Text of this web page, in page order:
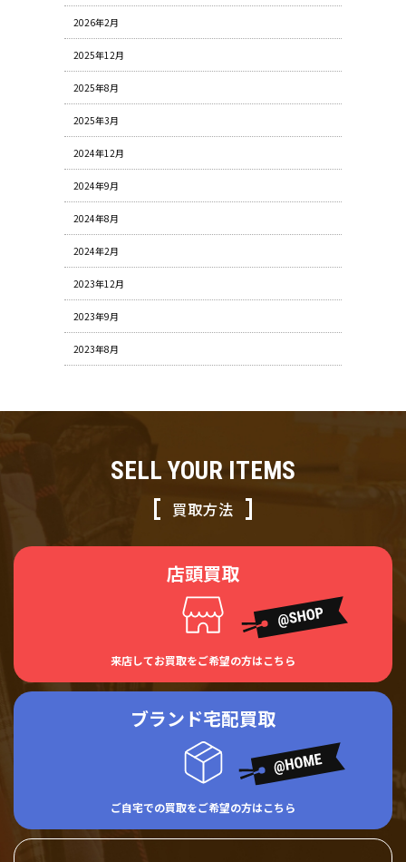
2026年2月
2025年12月
2025年8月
2025年3月
2024年12月
2024年9月
2024年8月
2024年2月
2023年12月
2023年9月
2023年8月
SELL YOUR ITEMS
買取方法
店頭買取
来店してお買取をご希望の方はこちら
ブランド宅配買取
ご自宅での買取をご希望の方はこちら